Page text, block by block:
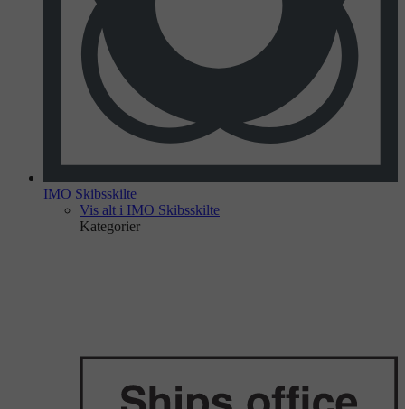
IMO Skibsskilte
Vis alt i IMO Skibsskilte
Kategorier